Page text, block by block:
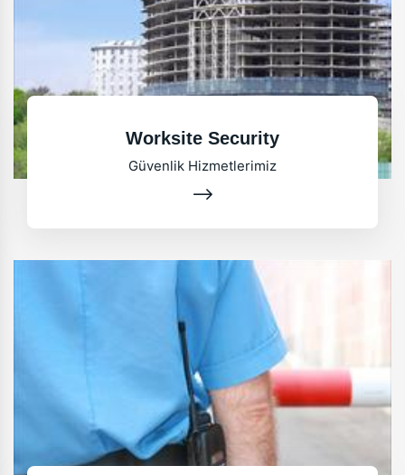
Worksite Security
Güvenlik Hizmetlerimiz